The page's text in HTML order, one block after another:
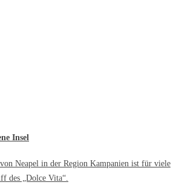
Insel
Neapel in der Region Kampanien ist für viele
des „Dolce Vita“.